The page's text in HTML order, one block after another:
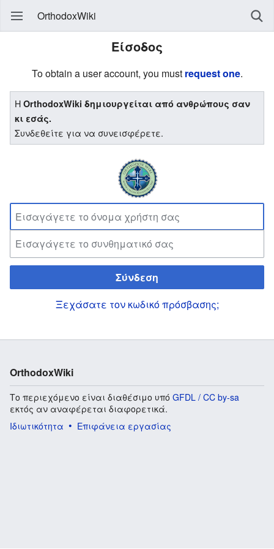
OrthodoxWiki
Είσοδος
To obtain a user account, you must request one.
ΗOrthodoxWiki δημιουργείται από ανθρώπους σαν
κι εσάς.
Συνδεθείτε για να συνεισφέρετε.
Σύνδεση
Ξεχάσατε τον κωδικό πρόσβασης;
OrthodoxWiki
Το περιεχόμενο είναι διαθέσιμο υπό GFDL / CC by-sa
εκτός αν αναφέρεται διαφορετικά.
Ιδιωτικότητα
Επιφάνεια εργασίας